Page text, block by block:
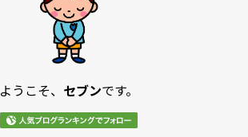
ようこそ、 セブンです。